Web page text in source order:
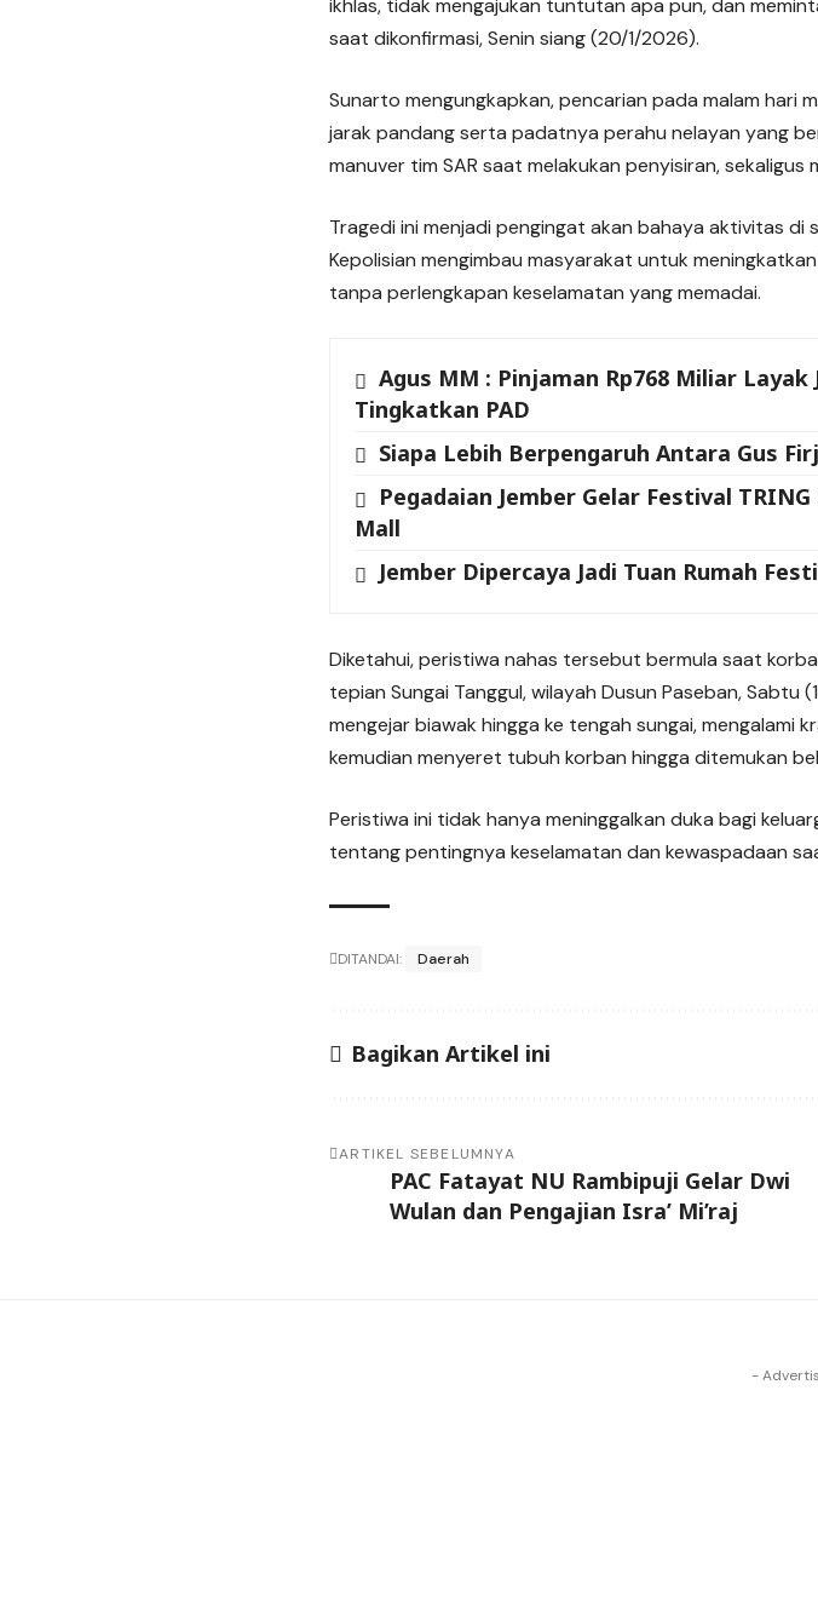
ikhlas, tidak mengajukan tuntutan apa pun, dan
saat dikonfirmasi, Senin siang (20/1/2026).
Sunarto mengungkapkan, pencarian pada malam hari
jarak pandang serta padatnya perahu nelayan yang
manuver tim SAR saat melakukan penyisiran,
Tragedi ini menjadi pengingat akan bahaya aktivitas
Kepolisian mengimbau masyarakat untuk
tanpa perlengkapan keselamatan yang memadai.
Agus MM : Pinjaman Rp768 Miliar
Tingkatkan PAD
Siapa Lebih Berpengaruh Antara Gus
Pegadaian Jember Gelar Festival
Mall
Jember Dipercaya Jadi Tuan Rumah
Diketahui, peristiwa nahas tersebut bermula saat
tepian Sungai Tanggul, wilayah Dusun Paseban, Sabtu
mengejar biawak hingga ke tengah sungai, mengalami
kemudian menyeret tubuh korban hingga ditemukan
Peristiwa ini tidak hanya meninggalkan duka bagi
tentang pentingnya keselamatan dan kewaspadaan
DITANDAI: Daerah
Bagikan Artikel ini
ARTIKEL SEBELUMNYA
PAC Fatayat NU Rambipuji Gelar Dwi
Wulan dan Pengajian Isra’ Mi’raj
-